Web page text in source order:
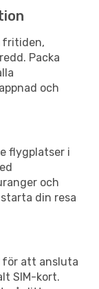
fritiden,
Packa
och
flygplatser i
och
din resa
för att ansluta
SIM-kort.